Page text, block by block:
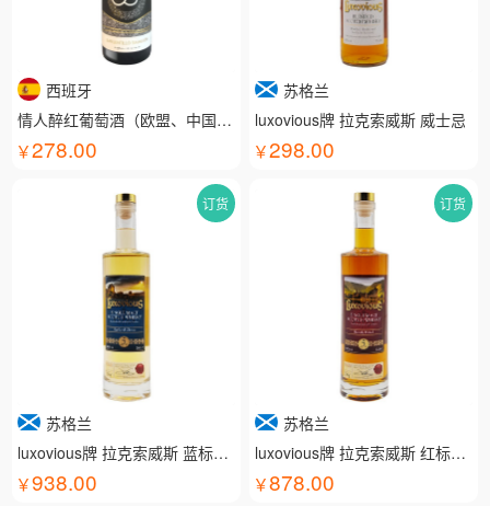
西班牙
情人醉红葡萄酒（欧盟、中国有机认证）
278.00
苏格兰
luxovious牌 拉克索威斯 威士忌
298.00
订货
苏格兰
luxovious牌 拉克索威斯 蓝标威士忌
938.00
订货
苏格兰
luxovious牌 拉克索威斯 红标威士忌
878.00